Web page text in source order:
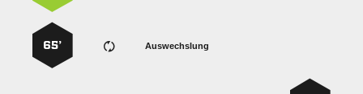
Auswechslung
65’